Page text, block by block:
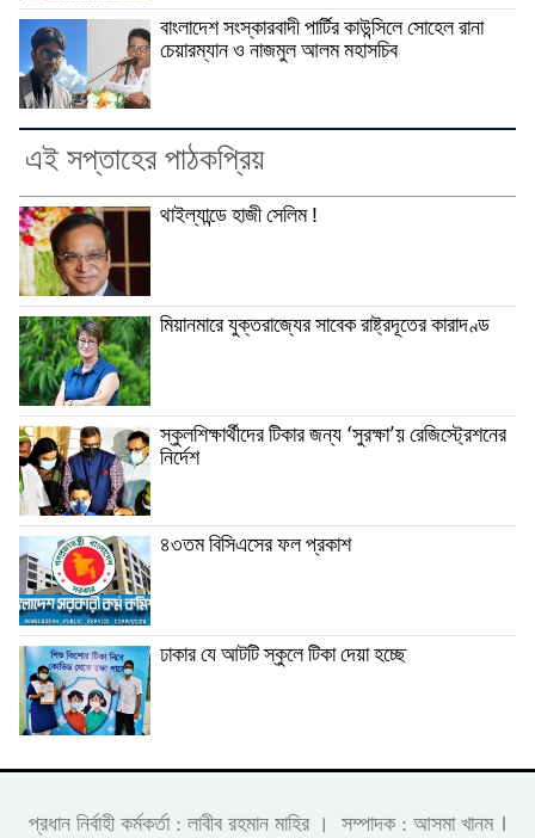
বাংলাদেশ সংস্কারবাদী পার্টির কাউন্সিলে সোহেল রানা
চেয়ারম্যান ও নাজমুল আলম মহাসচিব
এই সপ্তাহের পাঠকপ্রিয়
থাইল্যান্ডে হাজী সেলিম !
মিয়ানমারে যুক্তরাজ্যের সাবেক রাষ্ট্রদূতের কারাদণ্ড
স্কুলশিক্ষার্থীদের টিকার জন্য ‘সুরক্ষা’য় রেজিস্ট্রেশনের
নির্দেশ
৪৩তম বিসিএসের ফল প্রকাশ
ঢাকার যে আটটি স্কুলে টিকা দেয়া হচ্ছে
প্রধান নির্বাহী কর্মকর্তা : লাবীব রহমান মাহির । সম্পাদক : আসমা খানম ।